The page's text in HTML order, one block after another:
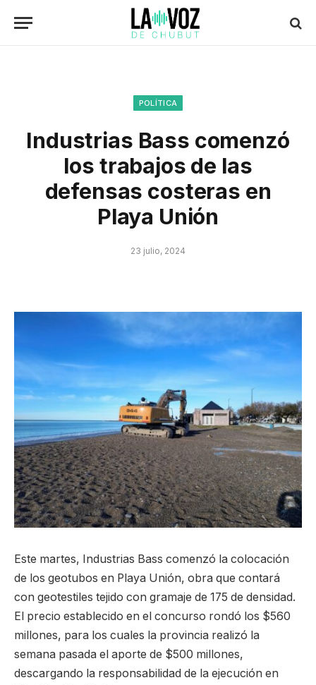
POLÍTICA
Industrias Bass comenzó
los trabajos de las
defensas costeras en
Playa Unión
23 julio, 2024
Este martes, Industrias Bass comenzó la colocación
de los geotubos en Playa Unión, obra que contará
con geotestiles tejido con gramaje de 175 de densidad.
El precio establecido en el concurso rondó los $560
millones, para los cuales la provincia realizó la
semana pasada el aporte de $500 millones,
descargando la responsabilidad de la ejecución en